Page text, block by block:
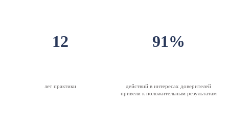
12
лет практики
91%
действий в интересах доверителей
привели к положительным результатам